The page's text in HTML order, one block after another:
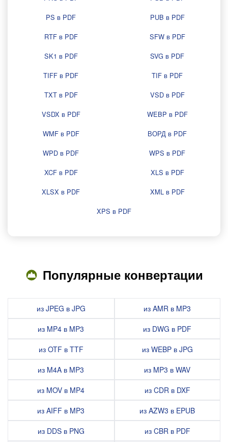
PS в PDF
PUB в PDF
RTF в PDF
SFW в PDF
SK1 в PDF
SVG в PDF
TIFF в PDF
TIF в PDF
TXT в PDF
VSD в PDF
VSDX в PDF
WEBP в PDF
WMF в PDF
ВОРД в PDF
WPD в PDF
WPS в PDF
XCF в PDF
XLS в PDF
XLSX в PDF
XML в PDF
XPS в PDF
Популярные конвертации
из JPEG в JPG
из MP4 в MP3
из OTF в TTF
из M4A в MP3
из MOV в MP4
из AIFF в MP3
из DDS в PNG
из AMR в MP3
из DWG в PDF
из WEBP в JPG
из MP3 в WAV
из CDR в DXF
из AZW3 в EPUB
из CBR в PDF